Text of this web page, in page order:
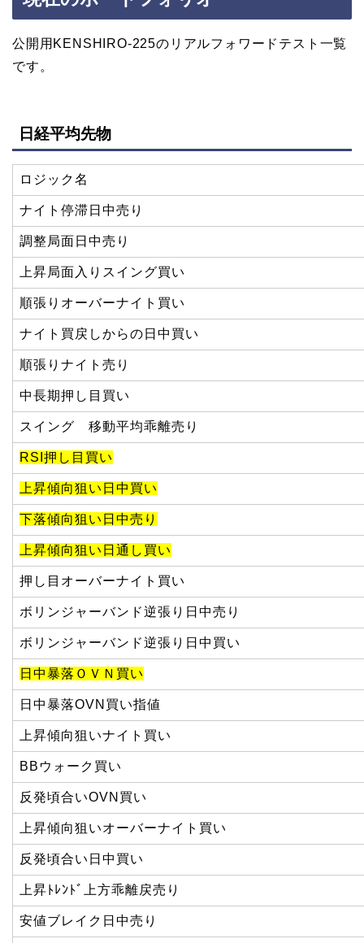
公開用KENSHIRO-225のリアルフォワードテスト一覧
です。
日経平均先物
ロジック名
ナイト停滞日中売り
調整局面日中売り
上昇局面入りスイング買い
順張りオーバーナイト買い
ナイト買戻しからの日中買い
順張りナイト売り
中長期押し目買い
スイング 移動平均乖離売り
RSI押し目買い
上昇傾向狙い日中買い
下落傾向狙い日中売り
上昇傾向狙い日通し買い
押し目オーバーナイト買い
ボリンジャーバンド逆張り日中売り
ボリンジャーバンド逆張り日中買い
日中暴落ＯＶＮ買い
日中暴落OVN買い指値
上昇傾向狙いナイト買い
BBウォーク買い
反発頃合いOVN買い
上昇傾向狙いオーバーナイト買い
反発頃合い日中買い
上昇ﾄﾚﾝﾄﾞ上方乖離戻売り
安値ブレイク日中売り